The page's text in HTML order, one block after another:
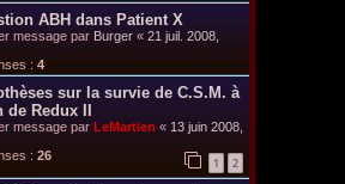
ABH dans Patient X
message par Burger « 21 juil. 2008,
: 4
sur la survie de C.S.M. à
de Redux II
message par LeMartien « 13 juin 2008,
: 26 1 2